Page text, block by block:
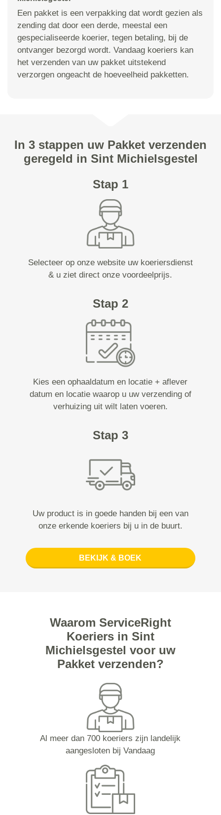
Een pakket is een verpakking dat wordt gezien als
zending dat door een derde, meestal een
gespecialiseerde koerier, tegen betaling, bij de
ontvanger bezorgd wordt. Vandaag koeriers kan
het verzenden van uw pakket uitstekend
verzorgen ongeacht de hoeveelheid pakketten.
In 3 stappen uw Pakket verzenden
geregeld in Sint Michielsgestel
Stap 1
Selecteer op onze website uw koeriersdienst
& u ziet direct onze voordeelprijs.
Stap 2
Kies een ophaaldatum en locatie + aflever
datum en locatie waarop u uw verzending of
verhuizing uit wilt laten voeren.
Stap 3
Uw product is in goede handen bij een van
onze erkende koeriers bij u in de buurt.
BEKIJK & BOEK
Waarom ServiceRight
Koeriers in Sint
Michielsgestel voor uw
Pakket verzenden?
Al meer dan 700 koeriers zijn landelijk
aangesloten bij Vandaag